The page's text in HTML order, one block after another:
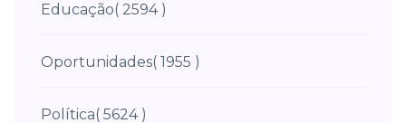
Educação( 2594 )
Oportunidades( 1955 )
Política( 5624 )